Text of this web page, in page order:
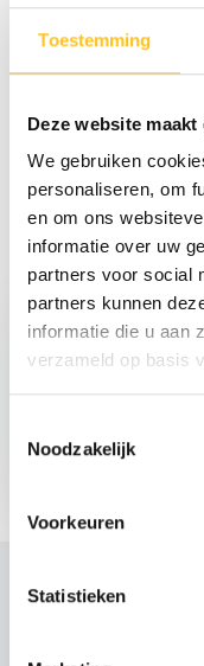
Toestemming
Deze website
We gebruiken
personaliseren, om
en om ons
informatie over uw
partners voor social
partners kunnen
informatie die u aan
verzameld op basis
Noodzakelijk
Voorkeuren
Statistieken
Delen
Recent bekeken
€ 853,06